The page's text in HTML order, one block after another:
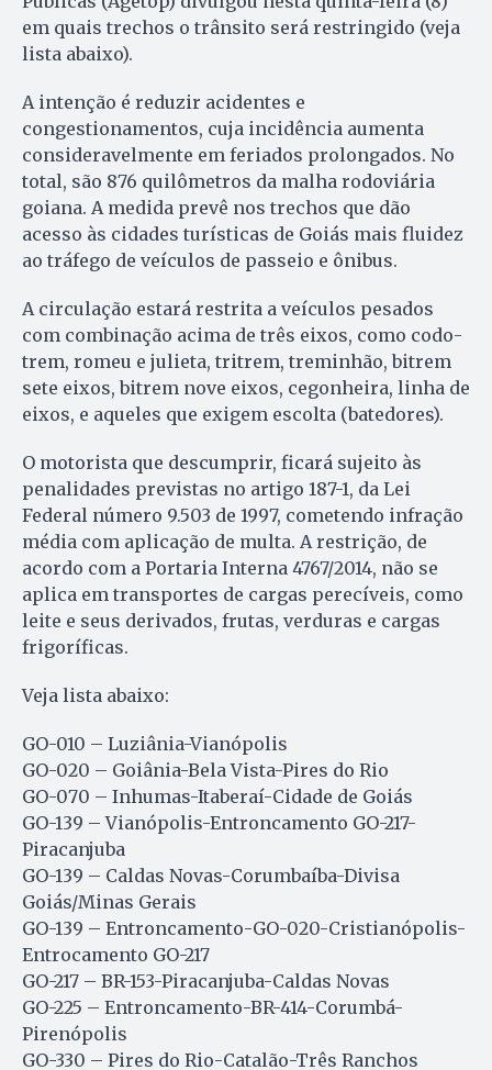
em quais trechos o trânsito será restringido (veja
lista abaixo).
A intenção é reduzir acidentes e
congestionamentos, cuja incidência aumenta
consideravelmente em feriados prolongados. No
total, são 876 quilômetros da malha rodoviária
goiana. A medida prevê nos trechos que dão
acesso às cidades turísticas de Goiás mais fluidez
ao tráfego de veículos de passeio e ônibus.
A circulação estará restrita a veículos pesados
com combinação acima de três eixos, como codo-
trem, romeu e julieta, tritrem, treminhão, bitrem
sete eixos, bitrem nove eixos, cegonheira, linha de
eixos, e aqueles que exigem escolta (batedores).
O motorista que descumprir, ficará sujeito às
penalidades previstas no artigo 187-1, da Lei
Federal número 9.503 de 1997, cometendo infração
média com aplicação de multa. A restrição, de
acordo com a Portaria Interna 4767/2014, não se
aplica em transportes de cargas perecíveis, como
leite e seus derivados, frutas, verduras e cargas
frigoríficas.
Veja lista abaixo:
GO-010 – Luziânia-Vianópolis
GO-020 – Goiânia-Bela Vista-Pires do Rio
GO-070 – Inhumas-Itaberaí-Cidade de Goiás
GO-139 – Vianópolis-Entroncamento GO-217-
Piracanjuba
GO-139 – Caldas Novas-Corumbaíba-Divisa
Goiás/Minas Gerais
GO-139 – Entroncamento-GO-020-Cristianópolis-
Entrocamento GO-217
GO-217 – BR-153-Piracanjuba-Caldas Novas
GO-225 – Entroncamento-BR-414-Corumbá-
Pirenópolis
GO-330 – Pires do Rio-Catalão-Três Ranchos